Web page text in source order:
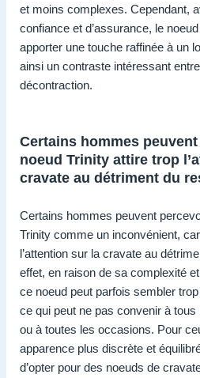
et moins complexes. Cependant,
confiance et d’assurance, le
apporter une touche raffinée à un
ainsi un contraste intéressant
décontraction.
Certains hommes
noeud Trinity attire trop
cravate au détriment du
Certains hommes peuvent
Trinity comme un inconvénient,
l’attention sur la cravate au
effet, en raison de sa complexité
ce noeud peut parfois sembler
ce qui peut ne pas convenir à
ou à toutes les occasions. Pour
apparence plus discrète et
d’opter pour des noeuds de